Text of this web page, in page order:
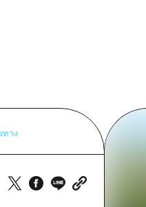
การ
แนะนำ
การ
ช้อป
เข้าถึงเ
สรุปกา
ประวัติศาสตร์ / วั
ธรรมชาติ
ชิ ทราเวล
เกโฮค
บริเวณรอบ
ยามากุจิตะ
บริเวณร
บิโฮคุ
บริเวณ
ยามากุ
ามสะดวก
าระ
ฮิโรชิม่า ฟ
ไกด์อาสาสมั
วิดีโอฮิโรชิม่า
ทาง